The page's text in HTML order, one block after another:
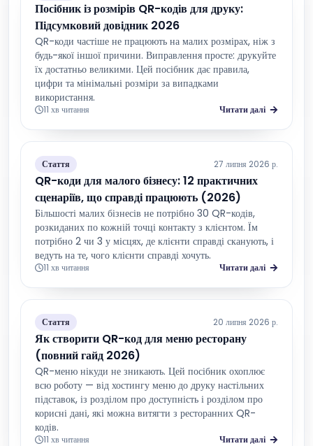
Посібник із розмірів QR-кодів для друку:
Підсумковий довідник 2026
QR-коди частіше не працюють на малих розмірах, ніж з
будь-якої іншої причини. Виправлення просте: друкуйте
їх достатньо великими. Цей посібник дає правила,
цифри та мінімальні розміри за випадками
використання.
11 хв читання Читати далі
Стаття 27 липня 2026 р.
QR-коди для малого бізнесу: 12 практичних
сценаріїв, що справді працюють (2026)
Більшості малих бізнесів не потрібно 30 QR-кодів,
розкиданих по кожній точці контакту з клієнтом. Їм
потрібно 2 чи 3 у місцях, де клієнти справді сканують, і
ведуть на те, чого клієнти справді хочуть.
11 хв читання Читати далі
Стаття 20 липня 2026 р.
Як створити QR-код для меню ресторану
(повний гайд 2026)
QR-меню нікуди не зникають. Цей посібник охоплює
всю роботу — від хостингу меню до друку настільних
підставок, із розділом про доступність і розділом про
корисні дані, які можна витягти з ресторанних QR-
кодів.
11 хв читання Читати далі